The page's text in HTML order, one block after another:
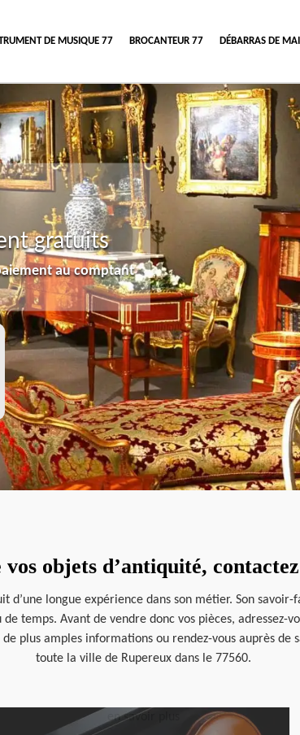
DE MUSIQUE 77 BROCANTEUR 77 DÉBARRAS DE
gratuits
au comptant
vos objets d’antiquité,
longue expérience dans son métier. Son
temps. Avant de vendre donc vos pièces, adressez-
plus amples informations ou rendez-vous auprès
toute la ville de Rupereux dans le 77560.
en savoir plus